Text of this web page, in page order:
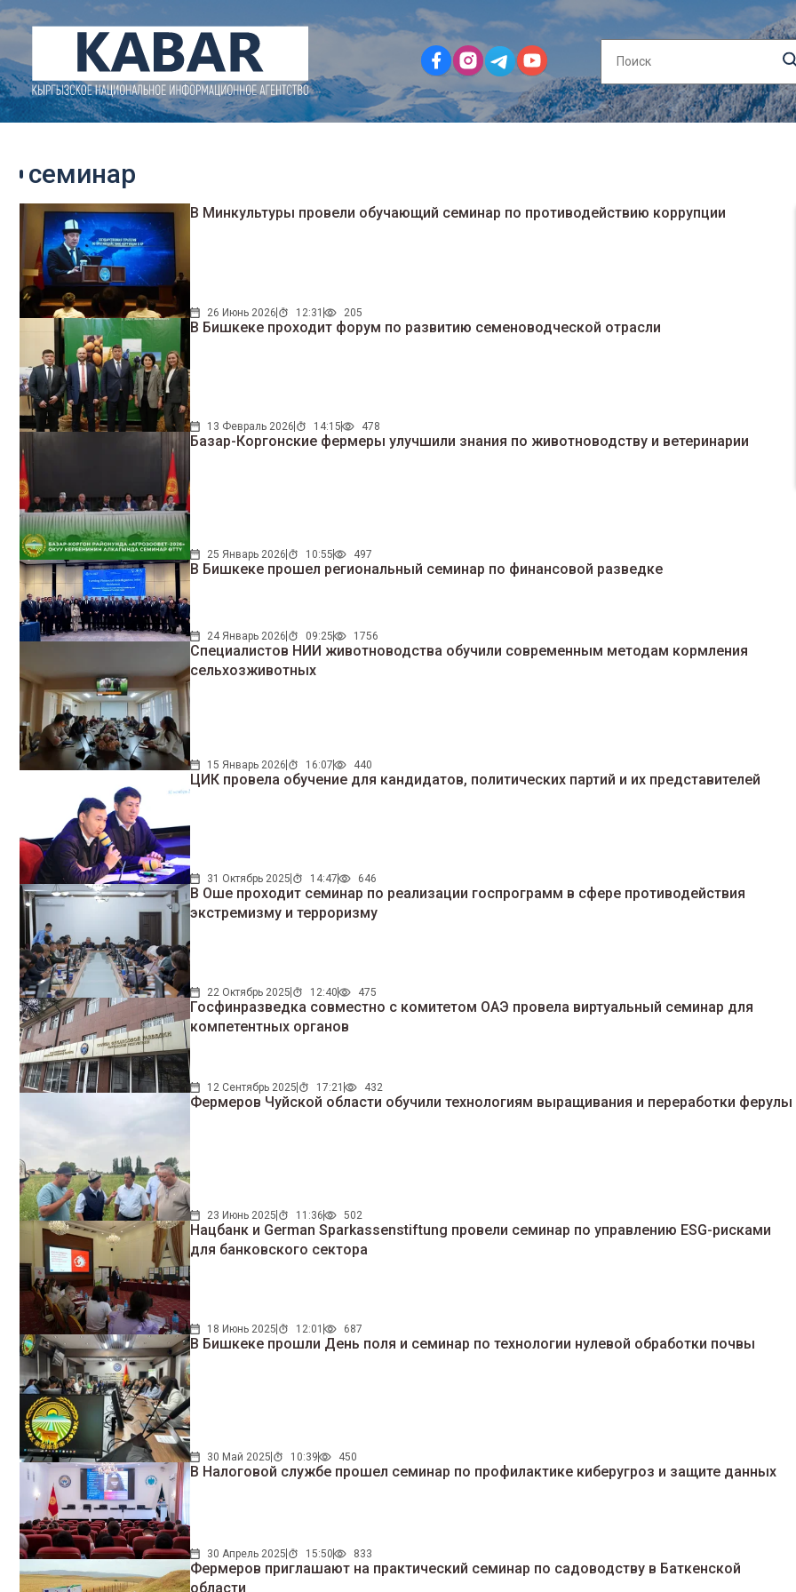
семинар
В Минкультуры провели обучающий семинар по противодействию коррупции
26 Июнь 2026 12:31 205
В Бишкеке проходит форум по развитию семеноводческой отрасли
13 Февраль 2026 14:15 478
Базар-Коргонские фермеры улучшили знания по животноводству и ветеринарии
25 Январь 2026 10:55 497
В Бишкеке прошел региональный семинар по финансовой разведке
24 Январь 2026 09:25 1756
Специалистов НИИ животноводства обучили современным методам кормления
сельхозживотных
15 Январь 2026 16:07 440
ЦИК провела обучение для кандидатов, политических партий и их представителей
31 Октябрь 2025 14:47 646
В Оше проходит семинар по реализации госпрограмм в сфере противодействия
экстремизму и терроризму
22 Октябрь 2025 12:40 475
Госфинразведка совместно с комитетом ОАЭ провела виртуальный семинар для
компетентных органов
12 Сентябрь 2025 17:21 432
Фермеров Чуйской области обучили технологиям выращивания и переработки ферулы
23 Июнь 2025 11:36 502
Нацбанк и German Sparkassenstiftung провели семинар по управлению ESG-рисками
для банковского сектора
18 Июнь 2025 12:01 687
В Бишкеке прошли День поля и семинар по технологии нулевой обработки почвы
30 Май 2025 10:39 450
В Налоговой службе прошел семинар по профилактике киберугроз и защите данных
30 Апрель 2025 15:50 833
Фермеров приглашают на практический семинар по садоводству в Баткенской
области